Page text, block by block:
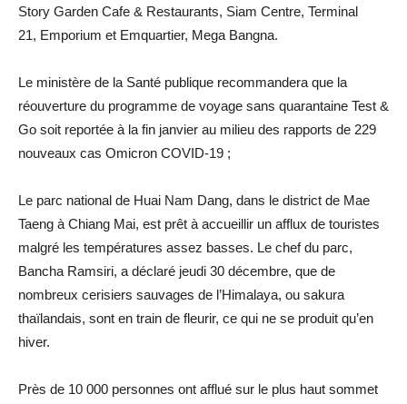
Story Garden Cafe & Restaurants, Siam Centre, Terminal
21, Emporium et Emquartier, Mega Bangna.
Le ministère de la Santé publique recommandera que la
réouverture du programme de voyage sans quarantaine Test &
Go soit reportée à la fin janvier au milieu des rapports de 229
nouveaux cas Omicron COVID-19 ;
Le parc national de Huai Nam Dang, dans le district de Mae
Taeng à Chiang Mai, est prêt à accueillir un afflux de touristes
malgré les températures assez basses. Le chef du parc,
Bancha Ramsiri, a déclaré jeudi 30 décembre, que de
nombreux cerisiers sauvages de l’Himalaya, ou sakura
thaïlandais, sont en train de fleurir, ce qui ne se produit qu’en
hiver.
Près de 10 000 personnes ont afflué sur le plus haut sommet